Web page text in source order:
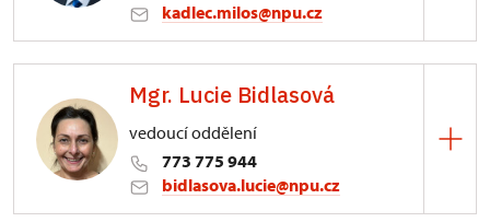
kadlec.milos@npu.cz
3/, Sychrov 3
Mgr. Lucie Bidlasová
vedoucí oddělení
773 775 944
bidlasova.lucie@npu.cz